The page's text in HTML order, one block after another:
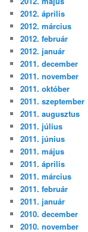
2012. április
2012. március
2012. február
2012. január
2011. december
2011. november
2011. október
2011. szeptember
2011. augusztus
2011. július
2011. június
2011. május
2011. április
2011. március
2011. február
2011. január
2010. december
2010. november